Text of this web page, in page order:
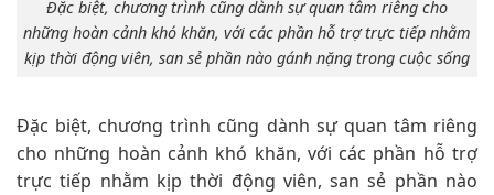
Đặc biệt, chương trình cũng dành sự quan tâm riêng cho
những hoàn cảnh khó khăn, với các phần hỗ trợ trực tiếp nhằm
kịp thời động viên, san sẻ phần nào gánh nặng trong cuộc sống
Đặc biệt, chương trình cũng dành sự quan tâm riêng
cho những hoàn cảnh khó khăn, với các phần hỗ trợ
trực tiếp nhằm kịp thời động viên, san sẻ phần nào